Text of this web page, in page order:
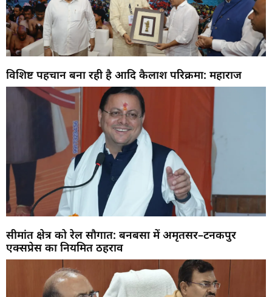
विशिष्ट पहचान बना रही है आदि कैलाश परिक्रमा: महाराज
सीमांत क्षेत्र को रेल सौगात: बनबसा में अमृतसर–टनकपुर
एक्सप्रेस का नियमित ठहराव